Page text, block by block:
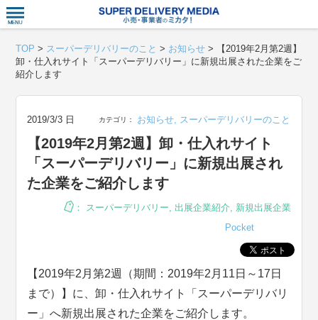
TOP > スーパーデリバリーのこと > お知らせ >
【2019年2月第2週】
卸・仕入れサイト「スーパーデリバリー」に新規出展された企業をご
紹介します
2019/3/3 日 カテゴリ： お知らせ, スーパーデリバリーのこと
【2019年2月第2週】卸・仕入れサイト
「スーパーデリバリー」に新規出展され
た企業をご紹介します
： スーパーデリバリー, 出展企業紹介, 新規出展企業
Pocket
【2019年2月第2週（期間：2019年2月11日～17日
まで）】に、卸・仕入れサイト「スーパーデリバリ
ー」へ新規出展された企業をご紹介します。